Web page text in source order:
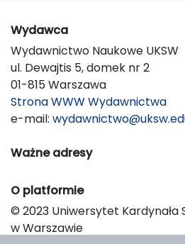
Wydawca
Wydawnictwo Naukowe UKSW
ul. Dewajtis 5, domek nr 2
01-815 Warszawa
Strona WWW Wydawnictwa
e-mail:
Ważne adresy
O platformie
© 2023 Uniwersytet Kardynała
w Warszawie